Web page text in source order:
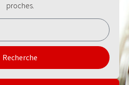
proches.
Recherche